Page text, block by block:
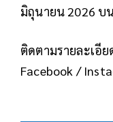
มิถุนายน 2026 บ
ติดตามรายละเอี
Facebook /